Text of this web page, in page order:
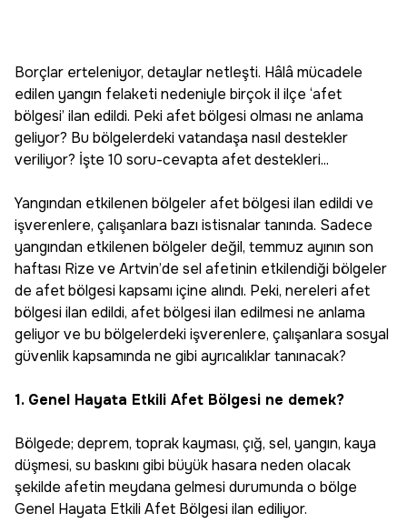
Borçlar erteleniyor, detaylar netleşti. Hâlâ mücadele
edilen yangın felaketi nedeniyle birçok il ilçe ‘afet
bölgesi’ ilan edildi. Peki afet bölgesi olması ne anlama
geliyor? Bu bölgelerdeki vatandaşa nasıl destekler
veriliyor? İşte 10 soru-cevapta afet destekleri...
Yangından etkilenen bölgeler afet bölgesi ilan edildi ve
işverenlere, çalışanlara bazı istisnalar tanında. Sadece
yangından etkilenen bölgeler değil, temmuz ayının son
haftası Rize ve Artvin’de sel afetinin etkilendiği bölgeler
de afet bölgesi kapsamı içine alındı. Peki, nereleri afet
bölgesi ilan edildi, afet bölgesi ilan edilmesi ne anlama
geliyor ve bu bölgelerdeki işverenlere, çalışanlara sosyal
güvenlik kapsamında ne gibi ayrıcalıklar tanınacak?
1. Genel Hayata Etkili Afet Bölgesi ne demek?
Bölgede; deprem, toprak kayması, çığ, sel, yangın, kaya
düşmesi, su baskını gibi büyük hasara neden olacak
şekilde afetin meydana gelmesi durumunda o bölge
Genel Hayata Etkili Afet Bölgesi ilan ediliyor.